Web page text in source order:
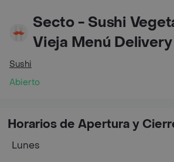
Secto - Sushi
Vieja Menú Delivery
Sushi
Abierto
Horarios de Apertura y
Lunes